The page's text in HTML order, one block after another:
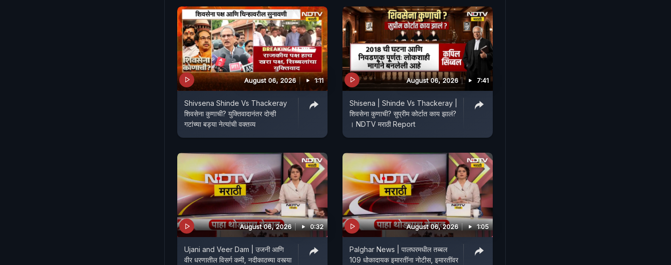
August 06, 2026 1:11
Shivsena Shinde Vs Thackeray
शिवसेना कुणाची? युक्तिवादानंतर दोन्ही
गटांच्या बड्या नेत्यांची वक्तव्य
August 06, 2026 7:41
Shisena | Shinde Vs Thackeray |
शिवसेना कुणाची? सुप्रीम कोर्टात काय झालं?
। NDTV मराठी Report
August 06, 2026 0:32
Ujani and Veer Dam | उजनी आणि
वीर धरणातील विसर्ग कमी, नदीकाठच्या वस्त्या
August 06, 2026 1:05
Palghar News | पालघरमधील तब्बल
109 धोकादायक इमारतींना नोटीस, इमारतींवर